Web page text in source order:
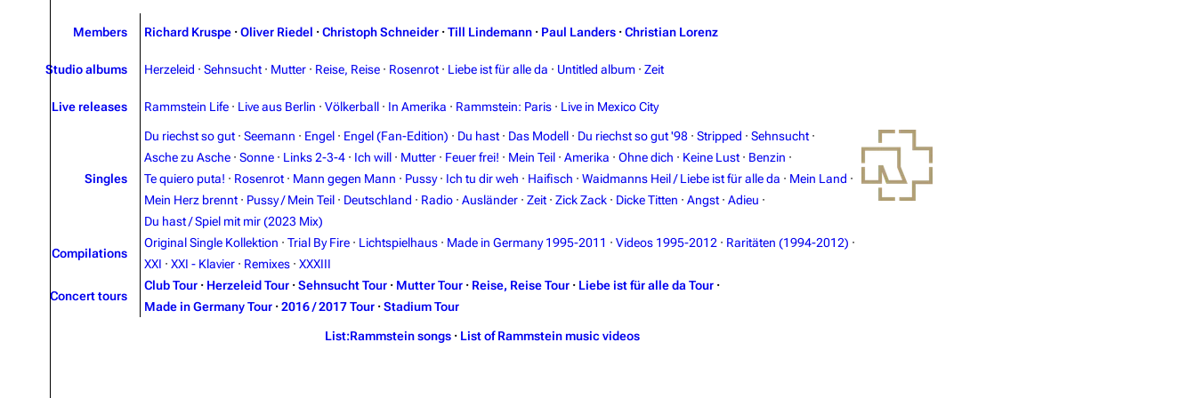
Members Richard Kruspe · Oliver Riedel · Christoph Schneider · Till Lindemann · Paul Landers · Christian Lorenz
Studio albums Herzeleid · Sehnsucht · Mutter · Reise, Reise · Rosenrot · Liebe ist für alle da · Untitled album · Zeit
Live releases Rammstein Life · Live aus Berlin · Völkerball · In Amerika · Rammstein: Paris · Live in Mexico City
Singles
Du riechst so gut · Seemann · Engel · Engel (Fan-Edition) · Du hast · Das Modell · Du riechst so gut '98 · Stripped · Sehnsucht ·
Asche zu Asche · Sonne · Links 2-3-4 · Ich will · Mutter · Feuer frei! · Mein Teil · Amerika · Ohne dich · Keine Lust · Benzin ·
Te quiero puta! · Rosenrot · Mann gegen Mann · Pussy · Ich tu dir weh · Haifisch · Waidmanns Heil / Liebe ist für alle da · Mein Land ·
Mein Herz brennt · Pussy / Mein Teil · Deutschland · Radio · Ausländer · Zeit · Zick Zack · Dicke Titten · Angst · Adieu ·
Du hast / Spiel mit mir (2023 Mix)
Compilations
Original Single Kollektion · Trial By Fire · Lichtspielhaus · Made in Germany 1995-2011 · Videos 1995-2012 · Raritäten (1994-2012) ·
XXI · XXI - Klavier · Remixes · XXXIII
Concert tours
Club Tour · Herzeleid Tour · Sehnsucht Tour · Mutter Tour · Reise, Reise Tour · Liebe ist für alle da Tour ·
Made in Germany Tour · 2016 / 2017 Tour · Stadium Tour
List:Rammstein songs · List of Rammstein music videos